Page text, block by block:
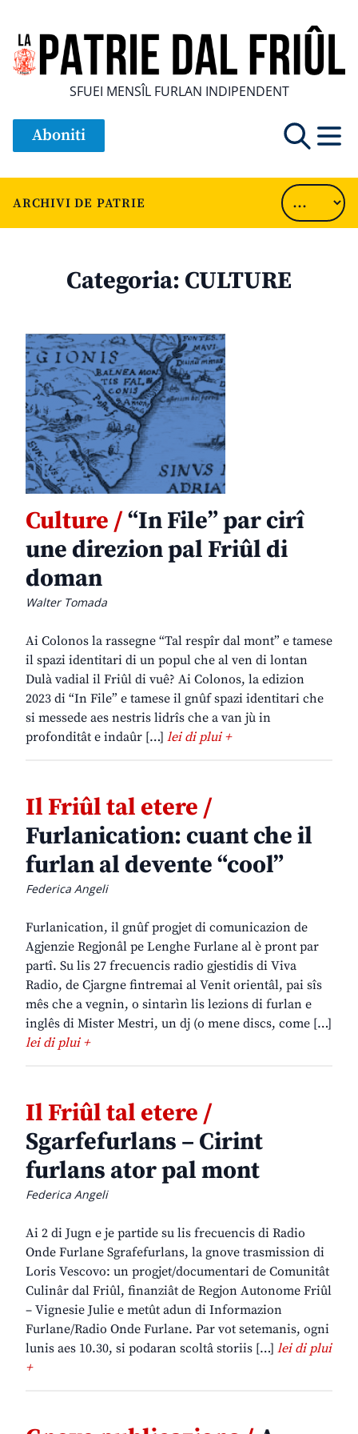
SFUEI MENSÎL FURLAN INDIPENDENT
Aboniti
ARCHIVI DE PATRIE
Categoria: CULTURE
Culture /“In File” par cirî
une direzion pal Friûl di
doman
Walter Tomada
Ai Colonos la rassegne “Tal respîr dal mont” e tamese
il spazi identitari di un popul che al ven di lontan
Dulà vadial il Friûl di vuê? Ai Colonos, la edizion
2023 di “In File” e tamese il gnûf spazi identitari che
si messede aes nestris lidrîs che a van jù in
profonditât e indaûr […] lei di plui +
Il Friûl tal etere /
Furlanication: cuant che il
furlan al devente “cool”
Federica Angeli
Furlanication, il gnûf progjet di comunicazion de
Agjenzie Regjonâl pe Lenghe Furlane al è pront par
partî. Su lis 27 frecuencis radio gjestidis di Viva
Radio, de Cjargne fintremai al Venit orientâl, pai sîs
mês che a vegnin, o sintarìn lis lezions di furlan e
inglês di Mister Mestri, un dj (o mene discs, come […]
lei di plui +
Il Friûl tal etere /
Sgarfefurlans – Cirint
furlans ator pal mont
Federica Angeli
Ai 2 di Jugn e je partide su lis frecuencis di Radio
Onde Furlane Sgrafefurlans, la gnove trasmission di
Loris Vescovo: un progjet/documentari de Comunitât
Culinâr dal Friûl, finanziât de Regjon Autonome Friûl
– Vignesie Julie e metût adun di Informazion
Furlane/Radio Onde Furlane. Par vot setemanis, ogni
lunis aes 10.30, si podaran scoltâ storiis […] lei di plui
+